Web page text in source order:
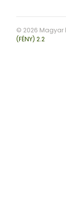
© 2026 Magyar
(FÉNY) 2.2